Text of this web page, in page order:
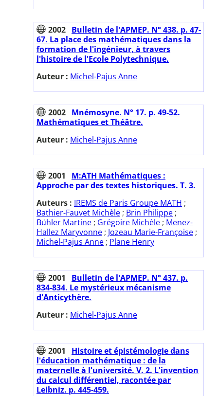
2002 Bulletin de l'APMEP. N° 438. p. 47-
67. La place des mathématiques dans la
formation de l'ingénieur, à travers
l'histoire de l'Ecole Polytechnique.
Auteur : Michel-Pajus Anne
2002 Mnémosyne. N° 17. p. 49-52.
Mathématiques et Théâtre.
Auteur : Michel-Pajus Anne
2001
M:ATH Mathématiques :
Approche par des textes historiques. T. 3.
Auteurs : IREMS de Paris Groupe MATH ;
Bathier-Fauvet Michèle ; Brin Philippe ;
Bühler Martine ; Grégoire Michèle ; Menez-
Hallez Maryvonne ; Jozeau Marie-Françoise ;
Michel-Pajus Anne ; Plane Henry
2001
Bulletin de l'APMEP. N° 437. p.
834-834. Le mystérieux mécanisme
d'Anticythère.
Auteur : Michel-Pajus Anne
2001
Histoire et épistémologie dans
l'éducation mathématique : de la
maternelle à l'université. V. 2. L'invention
du calcul différentiel, racontée par
Leibniz. p. 445-459.